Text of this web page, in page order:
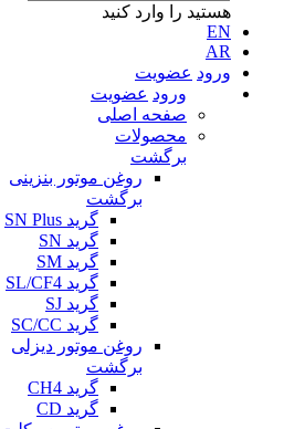
هستید را وارد کنید
EN
AR
ورود عضویت
ورود عضویت
صفحه اصلی
محصولات
برگشت
روغن موتور بنزینی
برگشت
گرید SN Plus
گرید SN
گرید SM
گرید SL/CF4
گرید SJ
گرید SC/CC
روغن موتور دیزلی
برگشت
گرید CH4
گرید CD